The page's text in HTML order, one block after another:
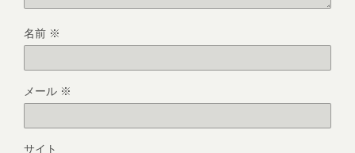
名前 ※
メール ※
サイト